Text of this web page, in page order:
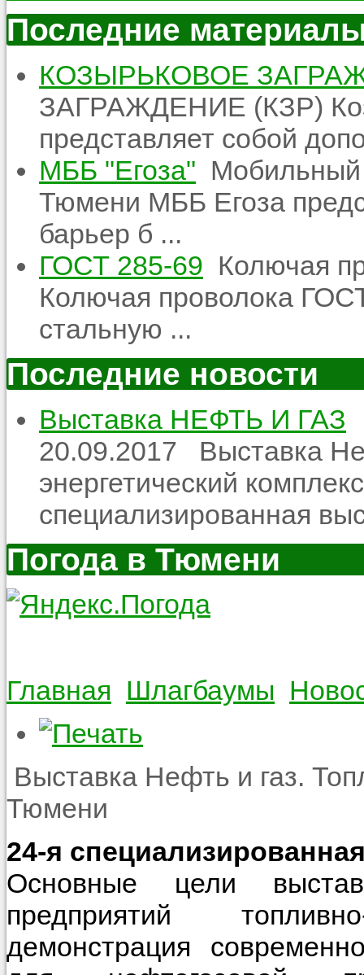
Последние
КОЗЫРЬКОВОЕ
ЗАГРАЖДЕНИЕ (КЗР)
представляет собой
МББ "Егоза" Мобильный
Тюмени МББ Егоза
барьер б ...
ГОСТ 285-69 Колючая
Колючая проволока
стальную ...
Последние новости
Выставка НЕФТЬ И ГАЗ
20.09.2017
Выставка
энергетический
специализированная
Погода в Тюмени
Главная Шлагбаумы
Выставка Нефть и газ.
Тюмени
24-я
Основные цели
предприятий
демонстрация